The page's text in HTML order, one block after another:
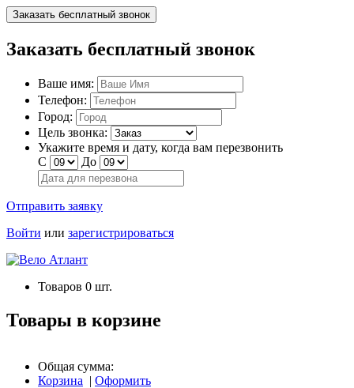
Заказать бесплатный звонок
Заказать бесплатный звонок
Ваше имя:
Телефон:
Город:
Цель звонка:
Укажите время и дату, когда вам перезвонить
С
До
Отправить заявку
Войти или зарегистрироваться
Товаров 0 шт.
Товары в корзине
Общая сумма:
Корзина | Оформить